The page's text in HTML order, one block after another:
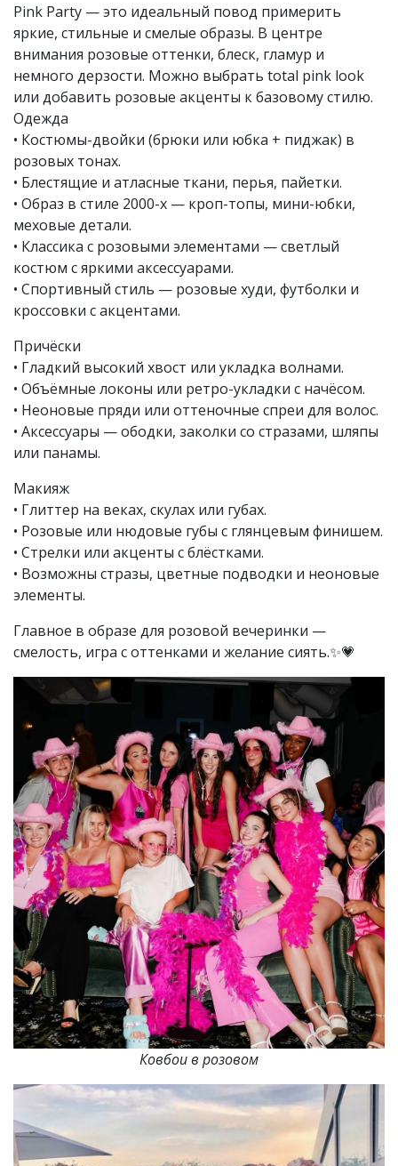
Pink Party — это идеальный повод примерить
яркие, стильные и смелые образы. В центре
внимания розовые оттенки, блеск, гламур и
немного дерзости. Можно выбрать total pink look
или добавить розовые акценты к базовому стилю.
Одежда
• Костюмы-двойки (брюки или юбка + пиджак) в
розовых тонах.
• Блестящие и атласные ткани, перья, пайетки.
• Образ в стиле 2000-х — кроп-топы, мини-юбки,
меховые детали.
• Классика с розовыми элементами — светлый
костюм с яркими аксессуарами.
• Спортивный стиль — розовые худи, футболки и
кроссовки с акцентами.
Причёски
• Гладкий высокий хвост или укладка волнами.
• Объёмные локоны или ретро-укладки с начёсом.
• Неоновые пряди или оттеночные спреи для волос.
• Аксессуары — ободки, заколки со стразами, шляпы
или панамы.
Макияж
• Глиттер на веках, скулах или губах.
• Розовые или нюдовые губы с глянцевым финишем.
• Стрелки или акценты с блёстками.
• Возможны стразы, цветные подводки и неоновые
элементы.
Главное в образе для розовой вечеринки —
смелость, игра с оттенками и желание сиять.✨💗
Ковбои в розовом